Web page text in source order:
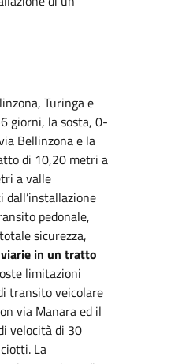
Turinga e
giorni, la sosta, 0-
Bellinzona e la
di 10,20 metri a
a valle
pedonale,
sicurezza,
in un tratto
limitazioni
transito veicolare
via Manara ed il
velocità di 30
La